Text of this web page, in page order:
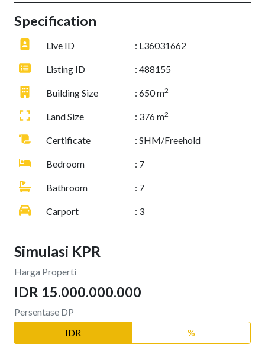
Specification
Live ID : L36031662
Listing ID : 488155
Building Size : 650 m2
Land Size : 376 m2
Certificate : SHM/Freehold
Bedroom : 7
Bathroom : 7
Carport : 3
Simulasi KPR
Harga Properti
IDR 15.000.000.000
Persentase DP
IDR
%